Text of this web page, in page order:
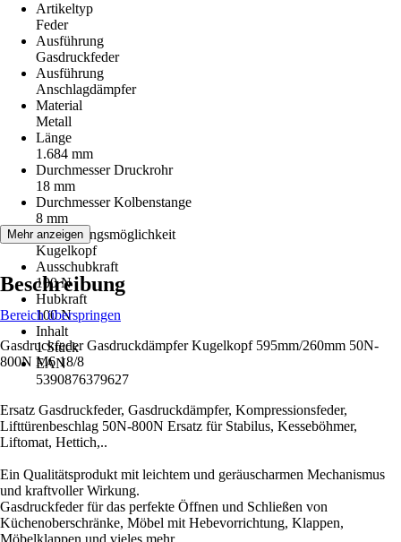
Artikeltyp
Feder
Ausführung
Gasdruckfeder
Ausführung
Anschlagdämpfer
Material
Metall
Länge
1.684 mm
Durchmesser Druckrohr
18 mm
Durchmesser Kolbenstange
8 mm
Befestigungsmöglichkeit
Kugelkopf
Ausschubkraft
100 N
Hubkraft
100 N
Inhalt
1 Stück
EAN
5390876379627
Mehr anzeigen
Beschreibung
Bereich überspringen
Gasdruckfeder Gasdruckdämpfer Kugelkopf 595mm/260mm 50N-
800N M6 18/8
Ersatz Gasdruckfeder, Gasdruckdämpfer, Kompressionsfeder,
Lifttürenbeschlag 50N-800N Ersatz für Stabilus, Kesseböhmer,
Liftomat, Hettich,..
Ein Qualitätsprodukt mit leichtem und geräuscharmen Mechanismus
und kraftvoller Wirkung.
Gasdruckfeder für das perfekte Öffnen und Schließen von
Küchenoberschränke, Möbel mit Hebevorrichtung, Klappen,
Möbelklappen und vieles mehr.